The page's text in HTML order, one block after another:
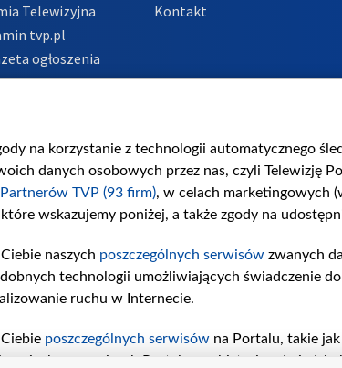
Telewizyjna
tvp.pl
ogłoszenia
o nadawcy
Kontakt
na korzystanie z technologii automatycznego
danych osobowych przez nas, czyli Telewizję
TVP (93 firm), w celach marketingowych
wskazujemy poniżej, a także zgody na
naszych poszczególnych serwisów zwanych
technologii umożliwiających świadczenie
ruchu w Internecie.
poszczególnych serwisów na Portalu, takie
w serwisach Portalu czy historia odwiedzin